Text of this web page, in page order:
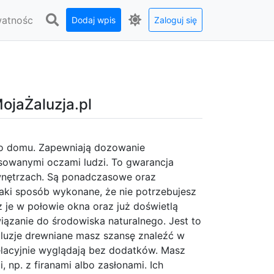
Dodaj wpis Zaloguj się
Zapewniają dozowanie
oczami ludzi. To gwarancja
Są ponadczasowe oraz
sposób wykonane, że nie potrzebujesz
w połowie okna oraz już doświetlą
do środowiska naturalnego. Jest to
drewniane masz szansę znaleźć w
wyglądają bez dodatków. Masz
z firanami albo zasłonami. Ich